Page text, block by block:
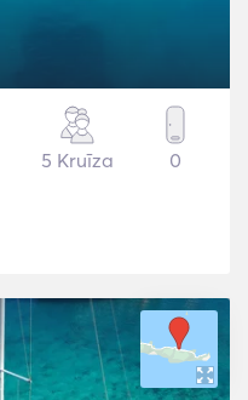
5 Kruīza 0